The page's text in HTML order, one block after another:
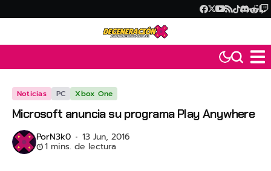
Noticias PC Xbox One
Microsoft anuncia su programa Play Anywhere
PorN3k0 13 Jun, 2016
1 mins. de lectura